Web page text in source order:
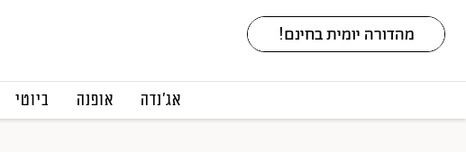
אג׳נדה אופנה ביוטי